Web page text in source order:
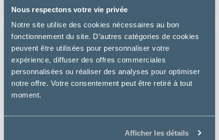
Nous respectons votre vie privée
Notre site utilise des cookies nécessaires au bon
fonctionnement du site. D’autres catégories de cookies
peuvent être utilisées pour personnaliser votre
expérience, diffuser des offres commerciales
personnalisées ou réaliser des analyses pour optimiser
notre offre. Votre consentement peut être retiré à tout
moment.
Afficher les détails